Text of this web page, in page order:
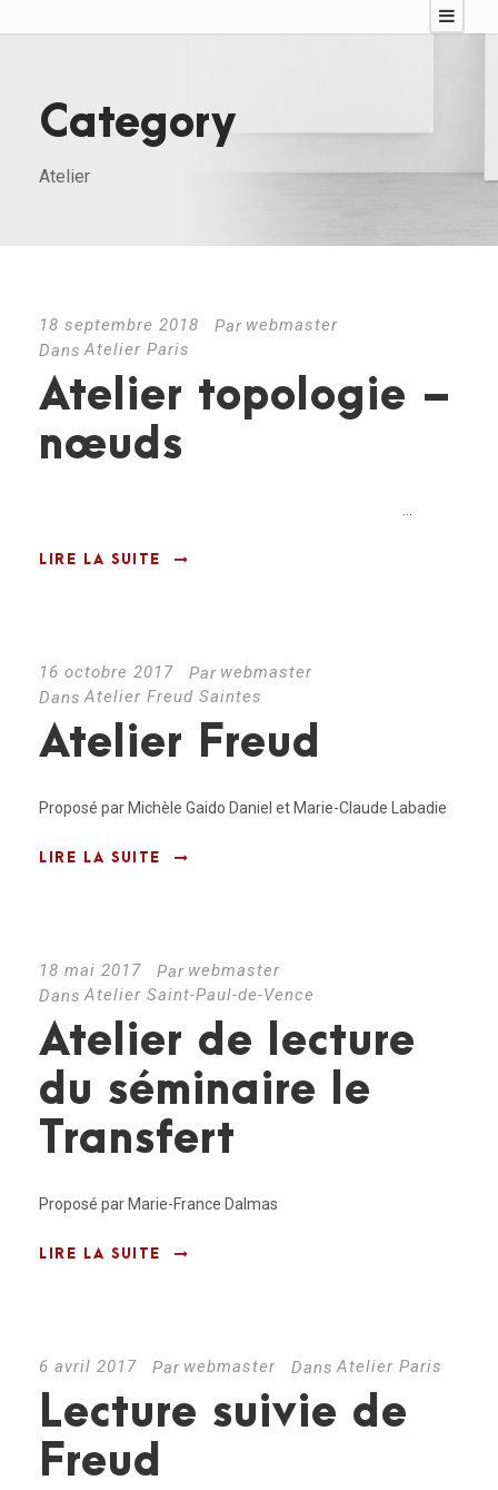
Category
Atelier
18 septembre 2018 Par webmaster
Dans Atelier Paris
Atelier topologie –
nœuds
LIRE LA SUITE
16 octobre 2017 Par webmaster
Dans Atelier Freud Saintes
Atelier Freud
Proposé par Michèle Gaido Daniel et Marie-Claude Labadie
LIRE LA SUITE
18 mai 2017 Par webmaster
Dans Atelier Saint-Paul-de-Vence
Atelier de lecture
du séminaire le
Transfert
Proposé par Marie-France Dalmas
LIRE LA SUITE
6 avril 2017 Par webmaster Dans Atelier Paris
Lecture suivie de
Freud